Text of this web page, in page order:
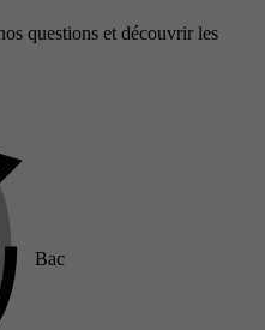
questions et découvrir les
Bac